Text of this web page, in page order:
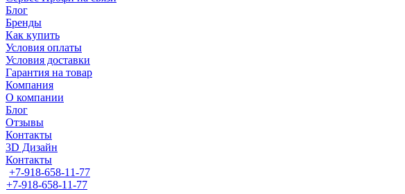
Блог
Бренды
Как купить
Условия оплаты
Условия доставки
Гарантия на товар
Компания
О компании
Блог
Отзывы
Контакты
3D Дизайн
Контакты
+7-918-658-11-77
+7-918-658-11-77